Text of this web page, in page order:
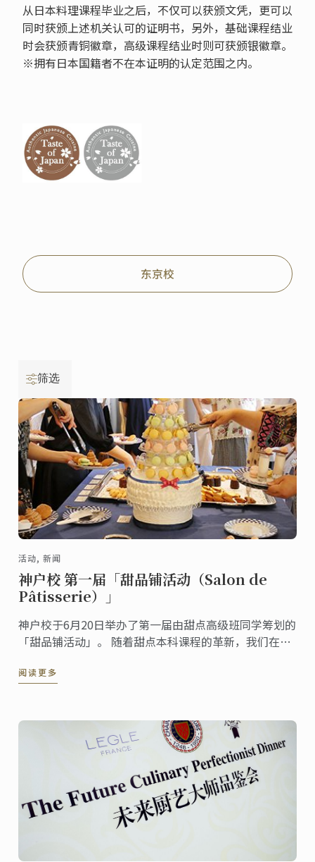
从日本料理课程毕业之后，不仅可以获颁文凭，更可以
同时获颁上述机关认可的证明书，另外，基础课程结业
时会获颁青铜徽章，高级课程结业时则可获颁银徽章。
※拥有日本国籍者不在本证明的认定范围之内。
东京校
筛选
活动, 新闻
神户校 第一届「甜品铺活动（Salon de
Pâtisserie）」
神户校于6月20日举办了第一届由甜点高级班同学筹划的
「甜品铺活动」。 随着甜点本科课程的革新，我们在新
学的一环，活动以自助餐会形式提供给宾客们各式各样
阅读更多